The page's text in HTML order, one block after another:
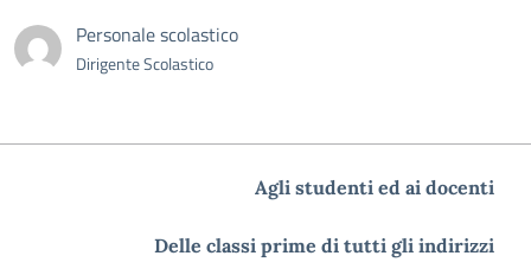
Personale scolastico
Dirigente Scolastico
Agli studenti ed ai docenti
Delle classi prime di tutti gli indirizzi